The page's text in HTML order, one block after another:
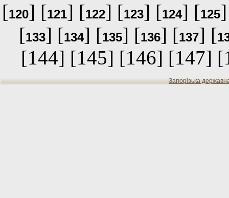
[120] [121] [122] [123] [124] [125
[133] [134] [135] [136] [137] [
[144] [145] [146] [147]
Запорізька